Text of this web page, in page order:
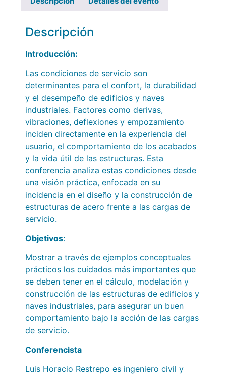
Descripción
Introducción:
Las condiciones de servicio son
determinantes para el confort, la durabilidad
y el desempeño de edificios y naves
industriales. Factores como derivas,
vibraciones, deflexiones y empozamiento
inciden directamente en la experiencia del
usuario, el comportamiento de los acabados
y la vida útil de las estructuras. Esta
conferencia analiza estas condiciones desde
una visión práctica, enfocada en su
incidencia en el diseño y la construcción de
estructuras de acero frente a las cargas de
servicio.
Objetivos:
Mostrar a través de ejemplos conceptuales
prácticos los cuidados más importantes que
se deben tener en el cálculo, modelación y
construcción de las estructuras de edificios y
naves industriales, para asegurar un buen
comportamiento bajo la acción de las cargas
de servicio.
Conferencista
Luis Horacio Restrepo es ingeniero civil y